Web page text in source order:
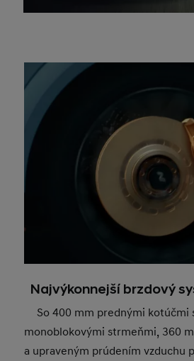
Najvýkonnejší brzdový
So 400 mm prednými kotúčmi
monoblokovými strmeňmi, 360
a upraveným prúdením vzduchu